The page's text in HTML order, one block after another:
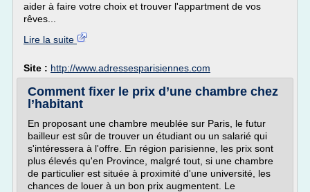
aider à faire votre choix et trouver l'appartment de vos
rêves...
Lire la suite
Site : http://www.adressesparisiennes.com
Comment fixer le prix d’une chambre chez
l’habitant
En proposant une chambre meublée sur Paris, le futur
bailleur est sûr de trouver un étudiant ou un salarié qui
s'intéressera à l'offre. En région parisienne, les prix sont
plus élevés qu'en Province, malgré tout, si une chambre
de particulier est située à proximité d'une université, les
chances de louer à un bon prix augmentent. Le